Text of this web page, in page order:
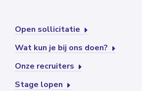
Open sollicitatie
Wat kun je bij ons doen?
Onze recruiters
Stage lopen